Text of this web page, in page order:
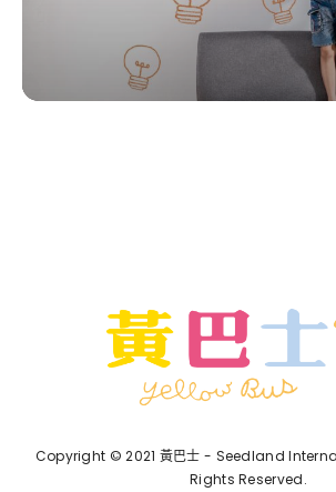
Copyright © 2021 黃巴士 - Seedland
Rights Reserved.